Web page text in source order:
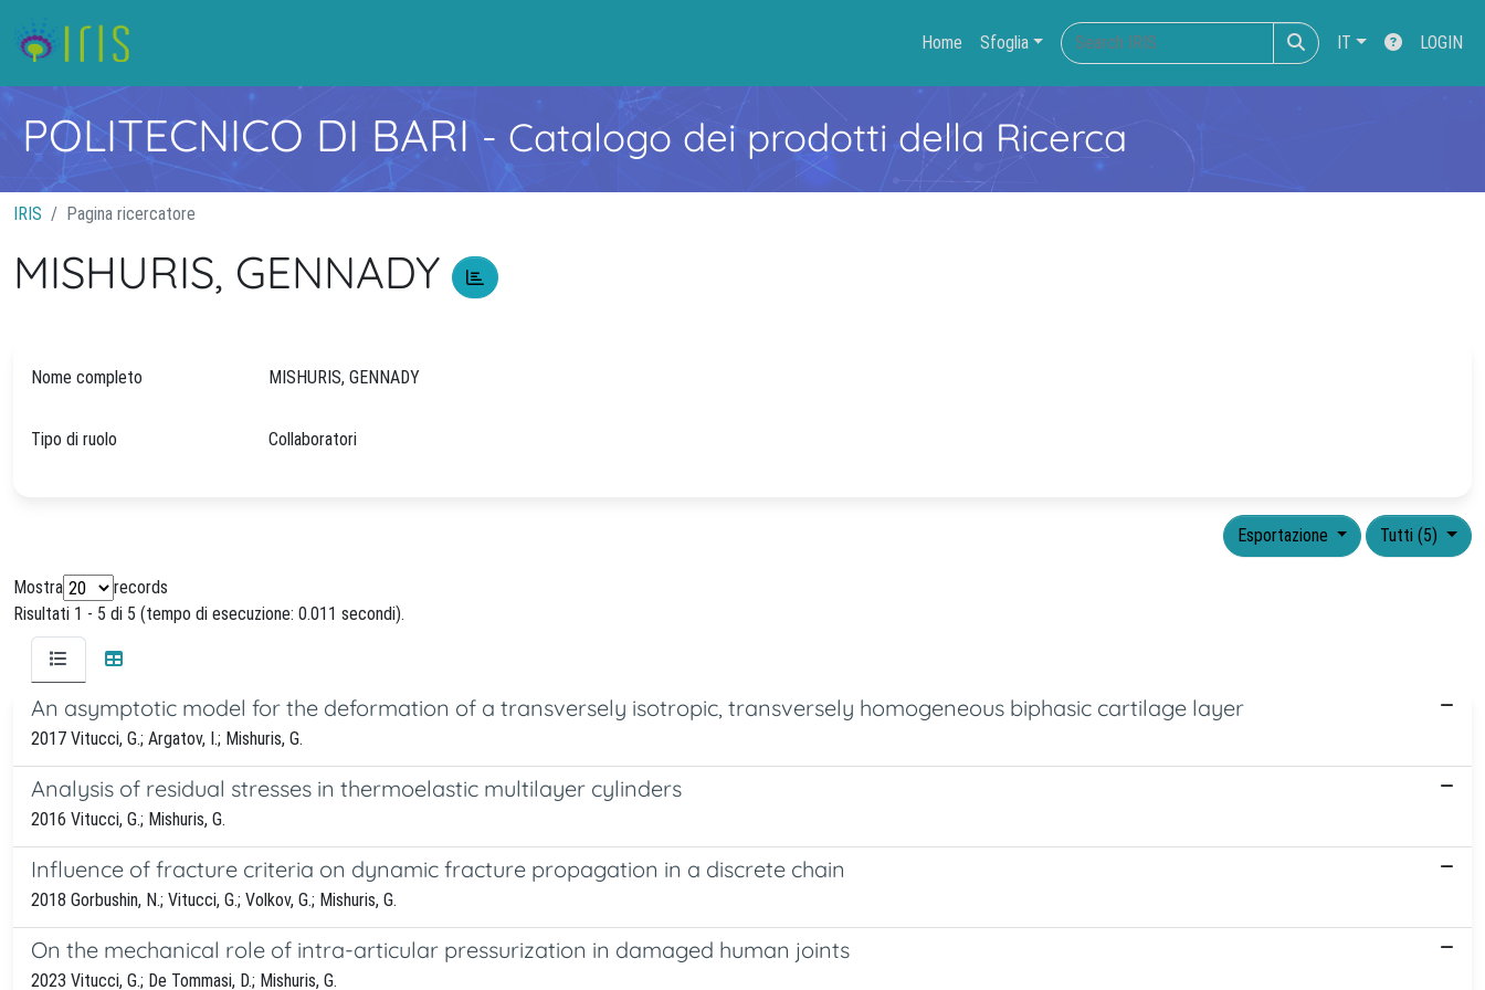
Home Sfoglia IT LOGIN
POLITECNICO DI BARI- Catalogo dei prodotti della Ricerca
IRIS Pagina ricercatore
MISHURIS, GENNADY
Nome completo MISHURIS, GENNADY
Tipo di ruolo Collaboratori
Tutti (5)
Esportazione
Mostra
records
Risultati 1 - 5 di 5 (tempo di esecuzione: 0.011 secondi).
An asymptotic model for the deformation of a transversely isotropic, transversely homogeneous biphasic cartilage layer
2017 Vitucci, G.; Argatov, I.; Mishuris, G.
Analysis of residual stresses in thermoelastic multilayer cylinders
2016 Vitucci, G.; Mishuris, G.
Influence of fracture criteria on dynamic fracture propagation in a discrete chain
2018 Gorbushin, N.; Vitucci, G.; Volkov, G.; Mishuris, G.
On the mechanical role of intra-articular pressurization in damaged human joints
2023 Vitucci, G.; De Tommasi, D.; Mishuris, G.